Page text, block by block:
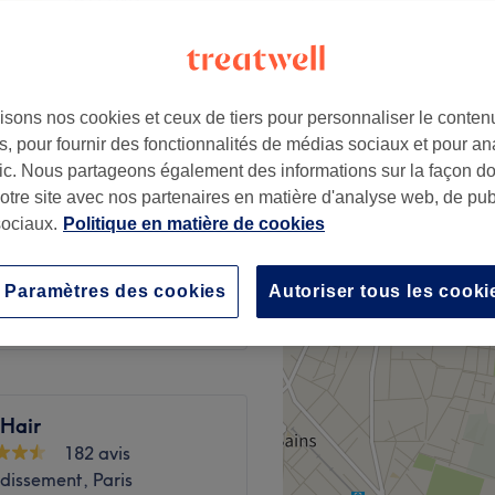
à partir de 86 €
séchage
à partir de 96 €
brushing
182 avis
Paris
nos cookies et ceux de tiers pour personnaliser le
pour fournir des fonctionnalités de médias sociaux et pour
Nous partageons également des informations sur la façon
site avec nos partenaires en matière d'analyse web, de
Politique en matière de cookies
Autoriser tous les
Paramètres des cookies